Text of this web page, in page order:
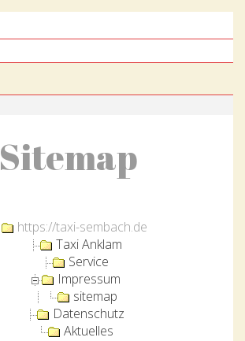
Sitemap
https://taxi-sembach.de
Taxi Anklam
Service
Impressum
sitemap
Datenschutz
Aktuelles